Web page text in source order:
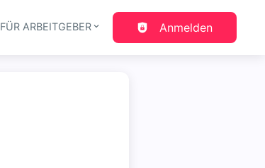
FÜR ARBEITGEBER Anmelden